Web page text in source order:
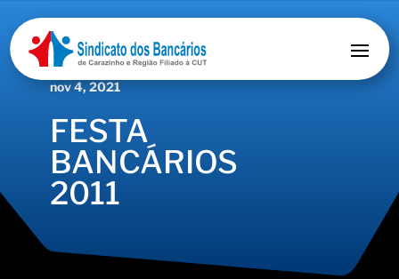
nov 4, 2021
FESTA
BANCÁRIOS
2011